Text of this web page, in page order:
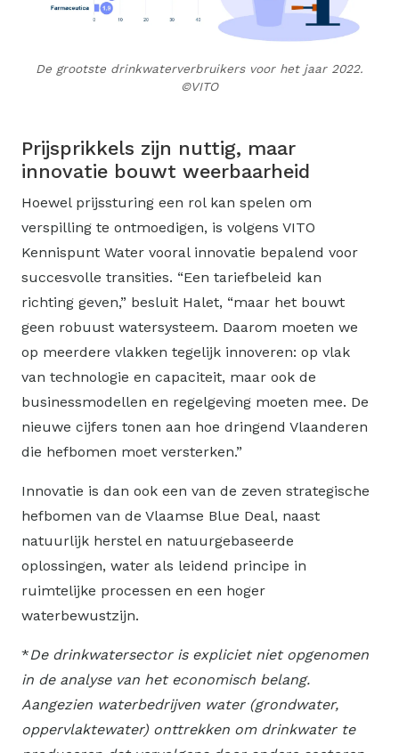
De grootste drinkwaterverbruikers voor het jaar 2022.
©VITO
Prijsprikkels zijn nuttig, maar
innovatie bouwt weerbaarheid
Hoewel prijssturing een rol kan spelen om
verspilling te ontmoedigen, is volgens VITO
Kennispunt Water vooral innovatie bepalend voor
succesvolle transities. “Een tariefbeleid kan
richting geven,” besluit Halet, “maar het bouwt
geen robuust watersysteem. Daarom moeten we
op meerdere vlakken tegelijk innoveren: op vlak
van technologie en capaciteit, maar ook de
businessmodellen en regelgeving moeten mee. De
nieuwe cijfers tonen aan hoe dringend Vlaanderen
die hefbomen moet versterken.”
Innovatie is dan ook een van de zeven strategische
hefbomen van de Vlaamse Blue Deal, naast
natuurlijk herstel en natuurgebaseerde
oplossingen, water als leidend principe in
ruimtelijke processen en een hoger
waterbewustzijn.
*De drinkwatersector is expliciet niet opgenomen
in de analyse van het economisch belang.
Aangezien waterbedrijven water (grondwater,
oppervlaktewater) onttrekken om drinkwater te